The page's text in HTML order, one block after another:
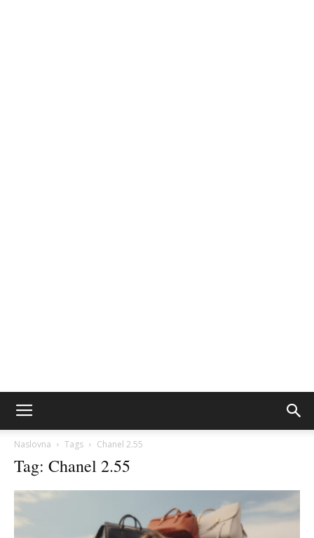
Naslovna Tags Chanel 2.55
Tag: Chanel 2.55